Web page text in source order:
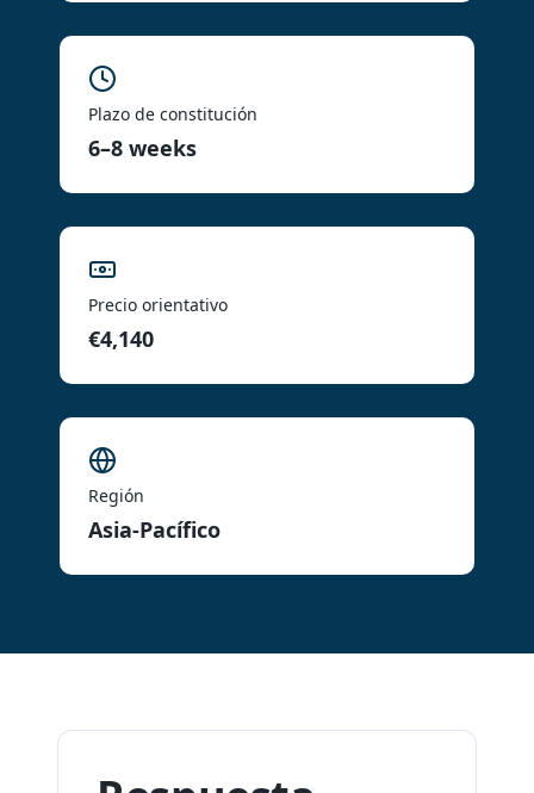
Plazo de constitución
6–8 weeks
Precio orientativo
€4,140
Región
Asia-Pacífico